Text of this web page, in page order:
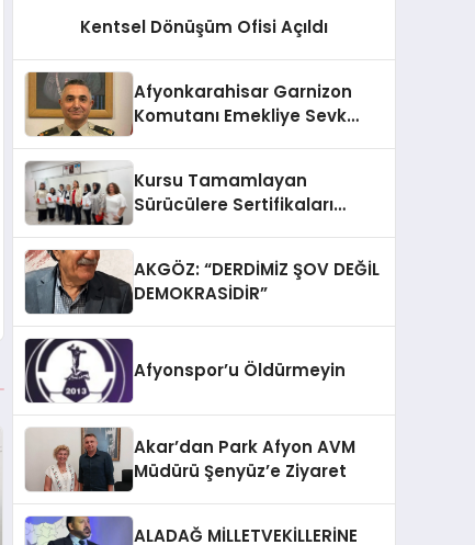
Kentsel Dönüşüm Ofisi Açıldı
Afyonkarahisar Garnizon
Komutanı Emekliye Sevk
Kursu Tamamlayan
Sürücülere Sertifikaları
AKGÖZ: “DERDİMİZ ŞOV DEĞİL
DEMOKRASİDİR”
Afyonspor’u Öldürmeyin
Akar’dan Park Afyon AVM
Müdürü Şenyüz’e Ziyaret
ALADAĞ MİLLETVEKİLLERİNE